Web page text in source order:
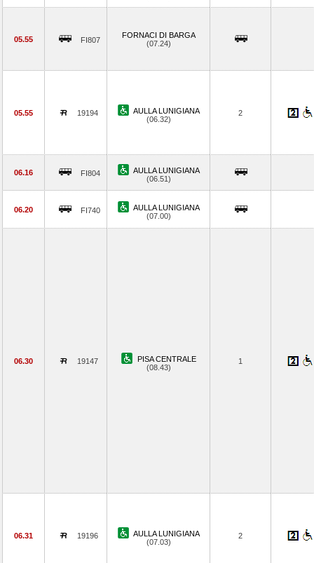
05.55 FI807
FORNACI DI BARGA
(07.24)
05.55 19194
AULLA LUNIGIANA
(06.32)
2
06.16 FI804
AULLA LUNIGIANA
(06.51)
06.20 FI740
AULLA LUNIGIANA
(07.00)
06.30 19147
PISA CENTRALE
(08.43)
1
06.31 19196
AULLA LUNIGIANA
(07.03)
2